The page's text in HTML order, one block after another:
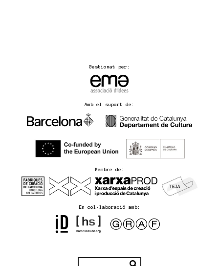
Gestionat per:
Amb el suport de:
Membre de:
En col·laboració amb: